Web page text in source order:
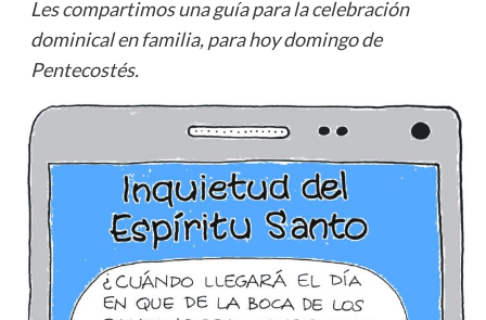
Les compartimos una guía para la celebración
dominical en familia, para hoy domingo de
Pentecostés.